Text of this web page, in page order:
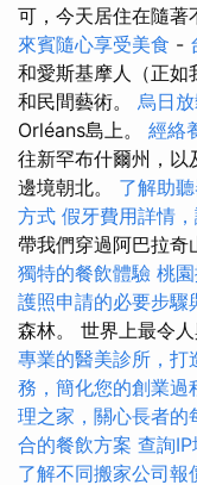
可，今天居住在隨著
來賓隨心享受美食 -
和愛斯基摩人（正如
和民間藝術。 烏日
Orléans島上。 經絡
往新罕布什爾州，以
邊境朝北。 了解助
方式 假牙費用詳情
帶我們穿過阿巴拉奇
獨特的餐飲體驗 桃
護照申請的必要步驟
森林。 世界上最令
專業的醫美診所，打
務，簡化您的創業過
理之家，關心長者的
合的餐飲方案 查詢
了解不同搬家公司報